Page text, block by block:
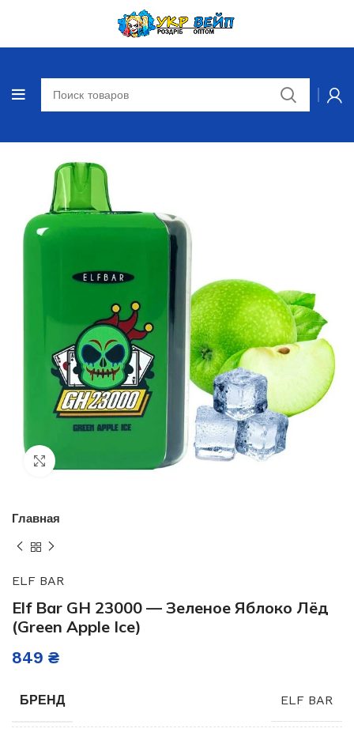
Нажмите, чтобы увеличить
Главная
ELF BAR
Elf Bar GH 23000 — Зеленое Яблоко Лёд
(Green Apple Ice)
849 ₴
БРЕНД ELF BAR